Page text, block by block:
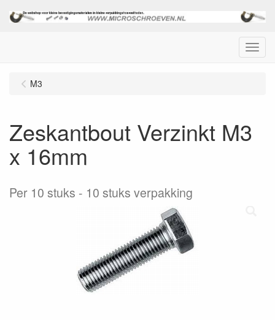
Menu
M3
Zeskantbout Verzinkt M3
x 16mm
Per 10 stuks 10 stuks verpakking